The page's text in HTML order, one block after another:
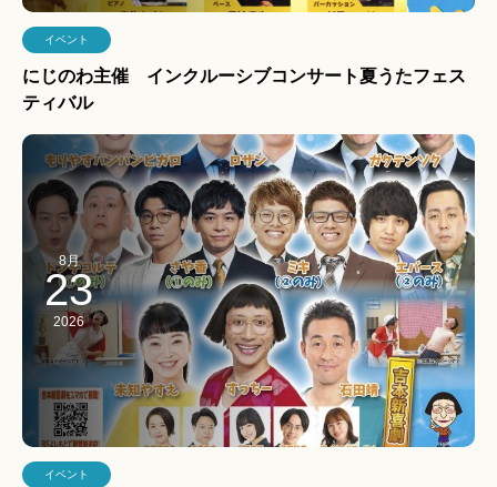
イベント
にじのわ主催 インクルーシブコンサート夏うたフェス
ティバル
8月
23
2026
イベント